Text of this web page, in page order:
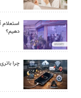
استعلام
دهیم؟
چرا باتری